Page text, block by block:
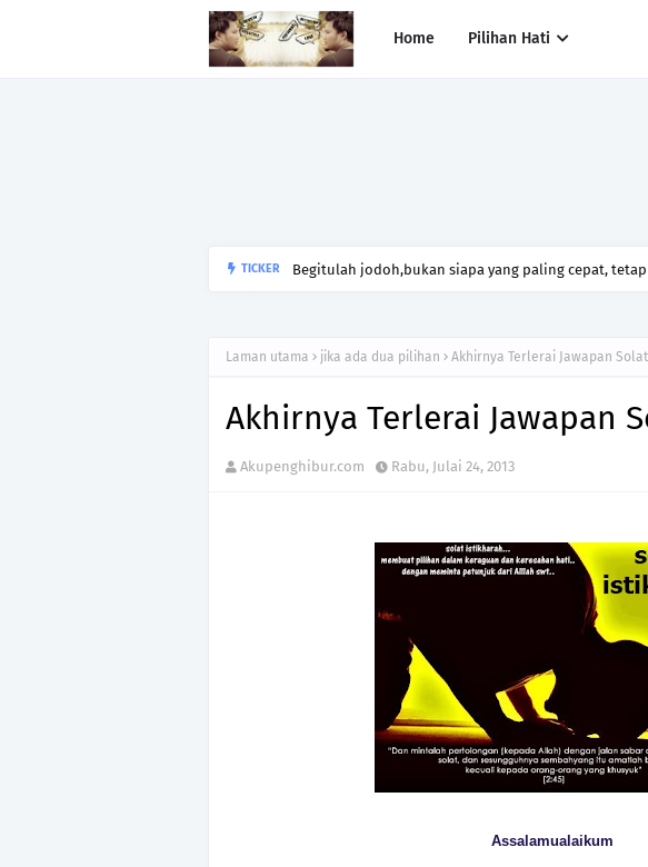
Home Pilihan Hati
TICKER
Begitulah jodoh,bukan siapa yang paling cepat,
Laman utama jika ada dua pilihan Akhirnya Terlerai Jawapan
Akhirnya Terlerai Jawapan
Akupenghibur.com Rabu, Julai 24, 2013
Assalamualaikum